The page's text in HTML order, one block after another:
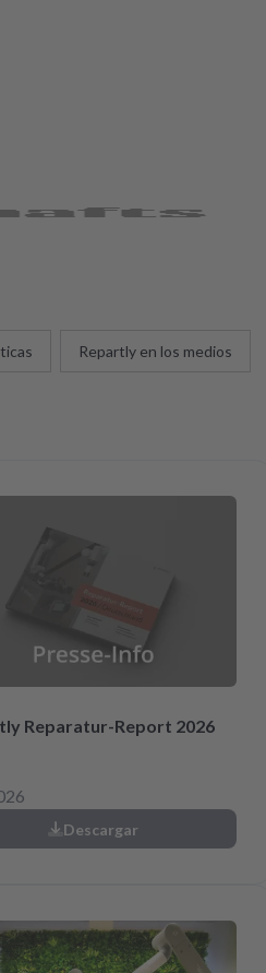
Repartly en los medios
Reparatur-Report 2026
Descargar